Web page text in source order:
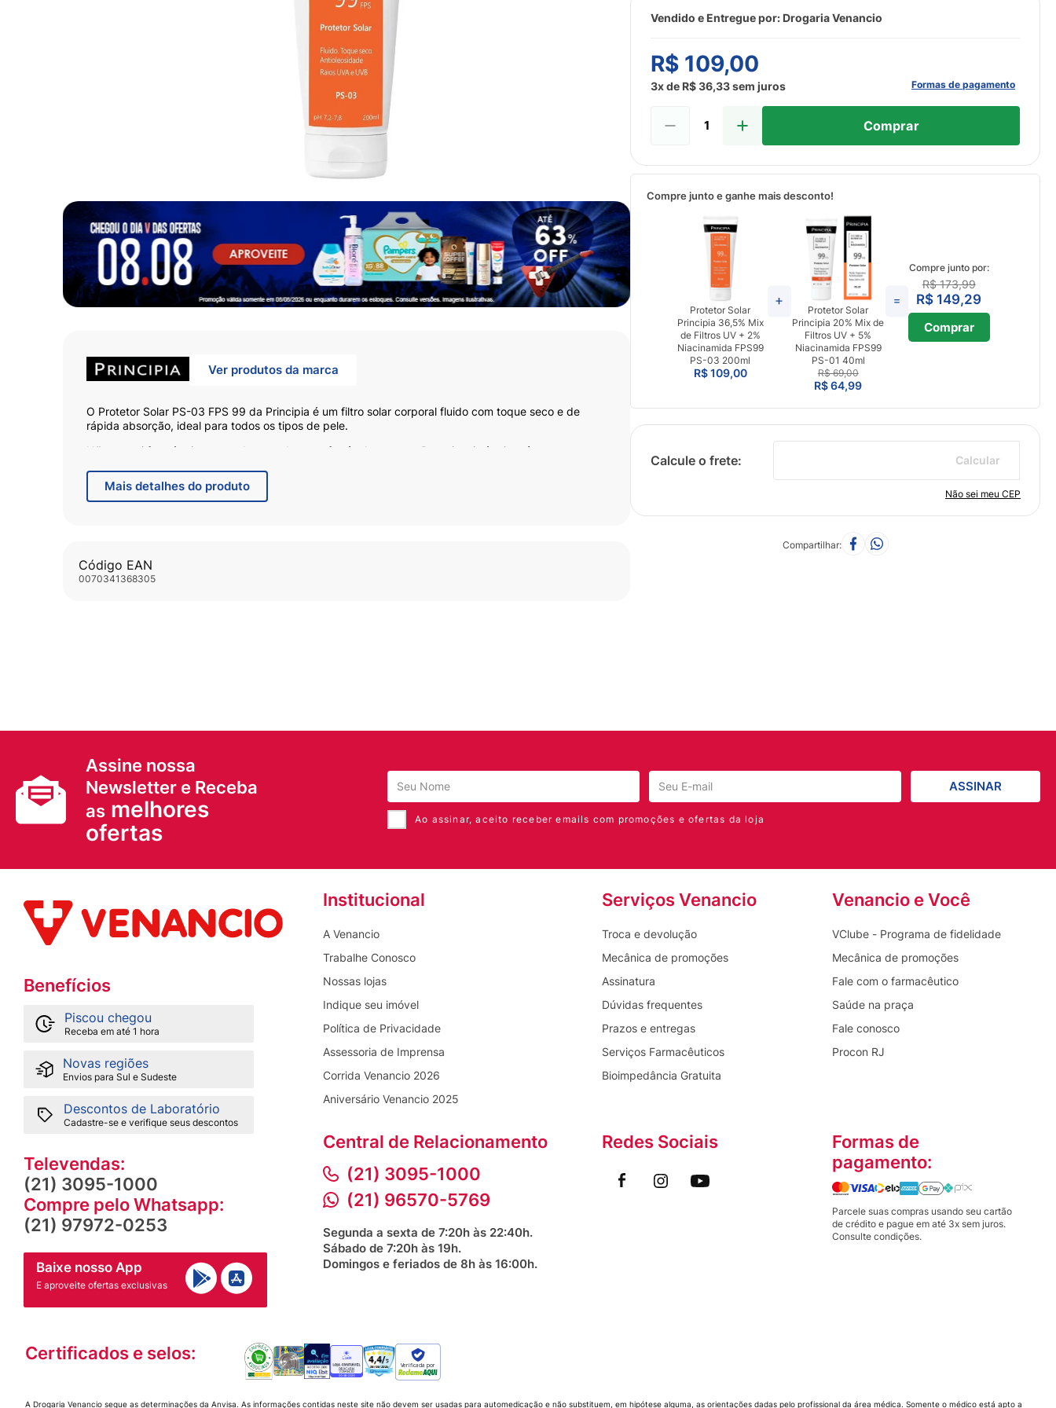
Vendido e Entregue por: Drogaria Venancio
R$ 109,00
3x de R$ 36,33sem juros Formas de pagamento
Comprar
Compre junto e ganhe mais desconto!
Protetor Solar
Principia 36,5% Mix
de Filtros UV + 2%
Niacinamida FPS99
PS-03 200ml
R$ 109,00
Protetor Solar
Principia 20% Mix de
Filtros UV + 5%
Niacinamida FPS99
PS-01 40ml
R$ 69,00
R$ 64,99
Compre junto por:
R$ 173,99
R$ 149,29
Comprar
Não sei meu CEP
Calcular
Compartilhar
Ver produtos da marca
O Protetor Solar PS-03 FPS 99 da Principia é um filtro solar corporal fluido com toque seco e de
rápida absorção, ideal para todos os tipos de pele.
Não possui fragrância, tornando o produto confortável e seguro. Possui resistência a água e ao suor
Protetor Solar PS-03 FPS 99 da Principia
34% Mix de Filtros UV
Mais detalhes do produto
Código EAN
0070341368305
Assine nossa
Newsletter e Receba
as melhores
ofertas
ASSINAR
Ao assinar, aceito receber emails com promoções e ofertas da loja
Benefícios
Piscou chegou
Receba em até 1 hora
Novas regiões
Envios para Sul e Sudeste
Descontos de Laboratório
Cadastre-se e verifique seus descontos
Televendas:
(21) 3095-1000
Compre pelo Whatsapp:
(21) 97972-0253
Baixe nosso App
E aproveite ofertas exclusivas
Institucional
A Venancio
Trabalhe Conosco
Nossas lojas
Indique seu imóvel
Política de Privacidade
Assessoria de Imprensa
Corrida Venancio 2026
Aniversário Venancio 2025
Serviços Venancio
Troca e devolução
Mecânica de promoções
Assinatura
Dúvidas frequentes
Prazos e entregas
Serviços Farmacêuticos
Bioimpedância Gratuita
Venancio e Você
VClube - Programa de fidelidade
Mecânica de promoções
Fale com o farmacêutico
Saúde na praça
Fale conosco
Procon RJ
Central de Relacionamento
(21) 3095-1000
(21) 96570-5769
Segunda a sexta de 7:20h às 22:40h.
Sábado de 7:20h às 19h.
Domingos e feriados de 8h às 16:00h.
Redes Sociais
Formas de
pagamento:
Parcele suas compras usando seu cartão
de crédito e pague em até 3x sem juros.
Consulte condições.
Certificados e selos:
Verificada por
A Drogaria Venancio segue as determinações da Anvisa. As informações contidas neste site não devem ser usadas para automedicação e não substituem, em hipótese alguma, as orientações dadas pelo profissional da área médica. Somente o médico está apto a